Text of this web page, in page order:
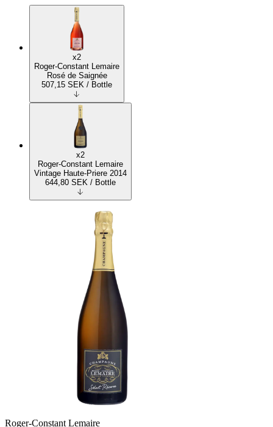
x2
Roger-Constant Lemaire
Rosé de Saignée
507,15 SEK / Bottle
x2
Roger-Constant Lemaire
Vintage Haute-Priere 2014
644,80 SEK / Bottle
Roger-Constant Lemaire